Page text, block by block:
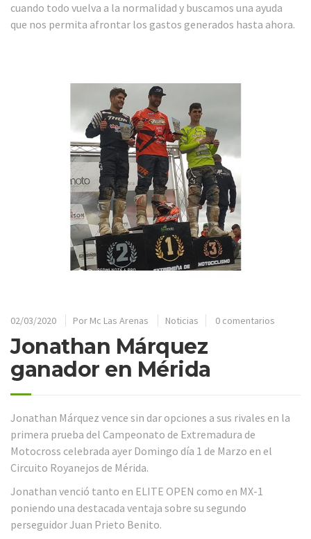
cuando todo vuelva a la normalidad y buscamos una ayuda
que nos permita afrontar los gastos generados hasta ahora.
02/03/2020 Por Mc Las Arenas Noticias 0 comentarios
Jonathan Márquez
ganador en Mérida
Jonathan Márquez vence sin dar opciones a sus rivales en la
primera prueba del Campeonato de Extremadura de
Motocross celebrada ayer Domingo día 1 de Marzo en el
Circuito Royanejos de Mérida.
Jonathan venció tanto en ELITE OPEN como en MX-1
poniendo una destacada ventaja sobre su segundo
perseguidor Juan Prieto Benito.